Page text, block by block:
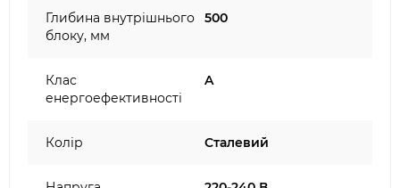
Глибина внутрішнього
блоку, мм
500
Клас
енергоефективності
A
Колір Сталевий